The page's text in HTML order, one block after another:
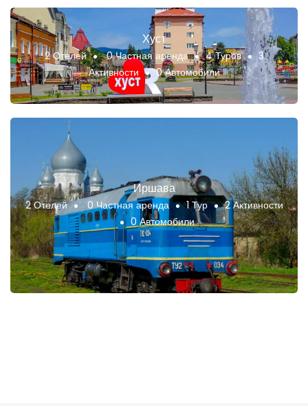
Хуст
2 Отелей 0 Частная аренда 4 Туров
3
Активности
0 Автомобили
Иршава
2 Отелей 0 Частная аренда 1 Тур
2 Активности
0 Автомобили